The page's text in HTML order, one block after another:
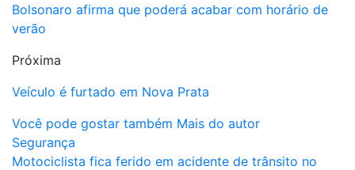
Bolsonaro afirma que poderá acabar com horário de
verão
Próxima
Veículo é furtado em Nova Prata
Você pode gostar também Mais do autor
Segurança
Motociclista fica ferido em acidente de trânsito no